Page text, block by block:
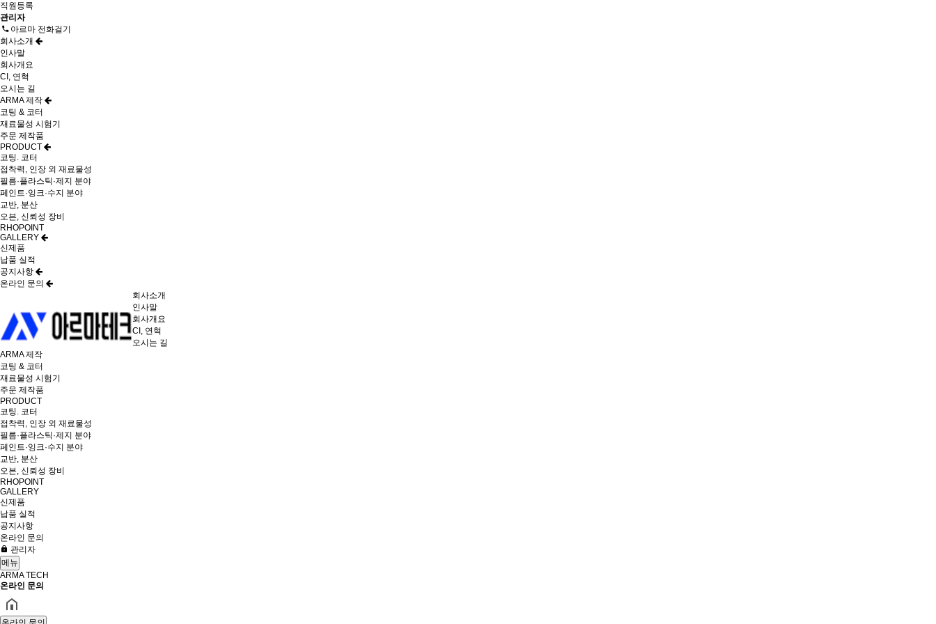
직원등록
관리자
아르마 전화걸기
회사소개
인사말
회사개요
CI, 연혁
오시는 길
ARMA 제작
코팅 & 코터
재료물성 시험기
주문 제작품
PRODUCT
코팅. 코터
접착력, 인장 외 재료물성
필름·플라스틱·제지 분야
페인트·잉크·수지 분야
교반, 분산
오븐, 신뢰성 장비
RHOPOINT
GALLERY
신제품
납품 실적
공지사항
온라인 문의
회사소개
인사말
회사개요
CI, 연혁
오시는 길
ARMA 제작
코팅 & 코터
재료물성 시험기
주문 제작품
PRODUCT
코팅. 코터
접착력, 인장 외 재료물성
필름·플라스틱·제지 분야
페인트·잉크·수지 분야
교반, 분산
오븐, 신뢰성 장비
RHOPOINT
GALLERY
신제품
납품 실적
공지사항
온라인 문의
관리자
메뉴
ARMA TECH
온라인 문의